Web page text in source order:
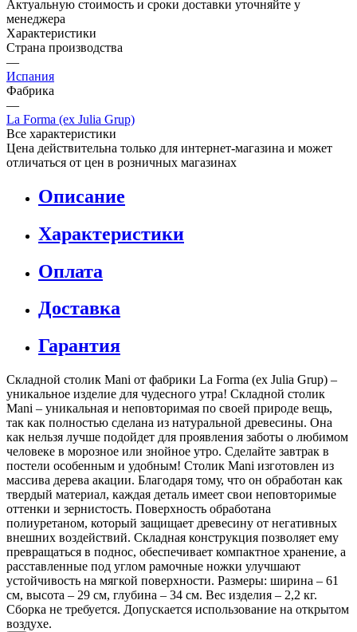
Актуальную стоимость и сроки доставки уточняйте у
менеджера
Характеристики
Страна производства
—
Испания
Фабрика
—
La Forma (ex Julia Grup)
Все характеристики
Цена действительна только для интернет-магазина и может
отличаться от цен в розничных магазинах
Описание
Характеристики
Оплата
Доставка
Гарантия
Складной столик Mani от фабрики La Forma (ex Julia Grup) –
уникальное изделие для чудесного утра! Складной столик
Mani – уникальная и неповторимая по своей природе вещь,
так как полностью сделана из натуральной древесины. Она
как нельзя лучше подойдет для проявления заботы о любимом
человеке в морозное или знойное утро. Сделайте завтрак в
постели особенным и удобным! Столик Mani изготовлен из
массива дерева акации. Благодаря тому, что он обработан как
твердый материал, каждая деталь имеет свои неповторимые
оттенки и зернистость. Поверхность обработана
полиуретаном, который защищает древесину от негативных
внешних воздействий. Складная конструкция позволяет ему
превращаться в поднос, обеспечивает компактное хранение, а
расставленные под углом рамочные ножки улучшают
устойчивость на мягкой поверхности. Размеры: ширина – 61
см, высота – 29 см, глубина – 34 см. Вес изделия – 2,2 кг.
Сборка не требуется. Допускается использование на открытом
воздухе.